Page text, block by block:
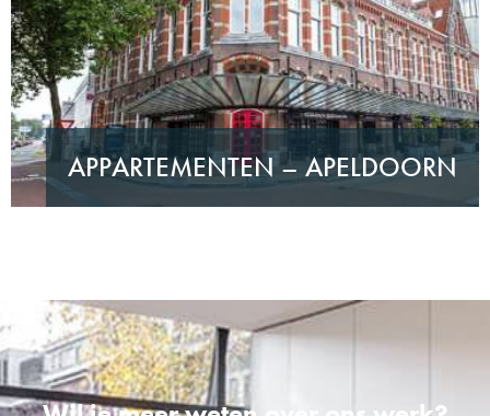
APPARTEMENTEN – APELDOORN